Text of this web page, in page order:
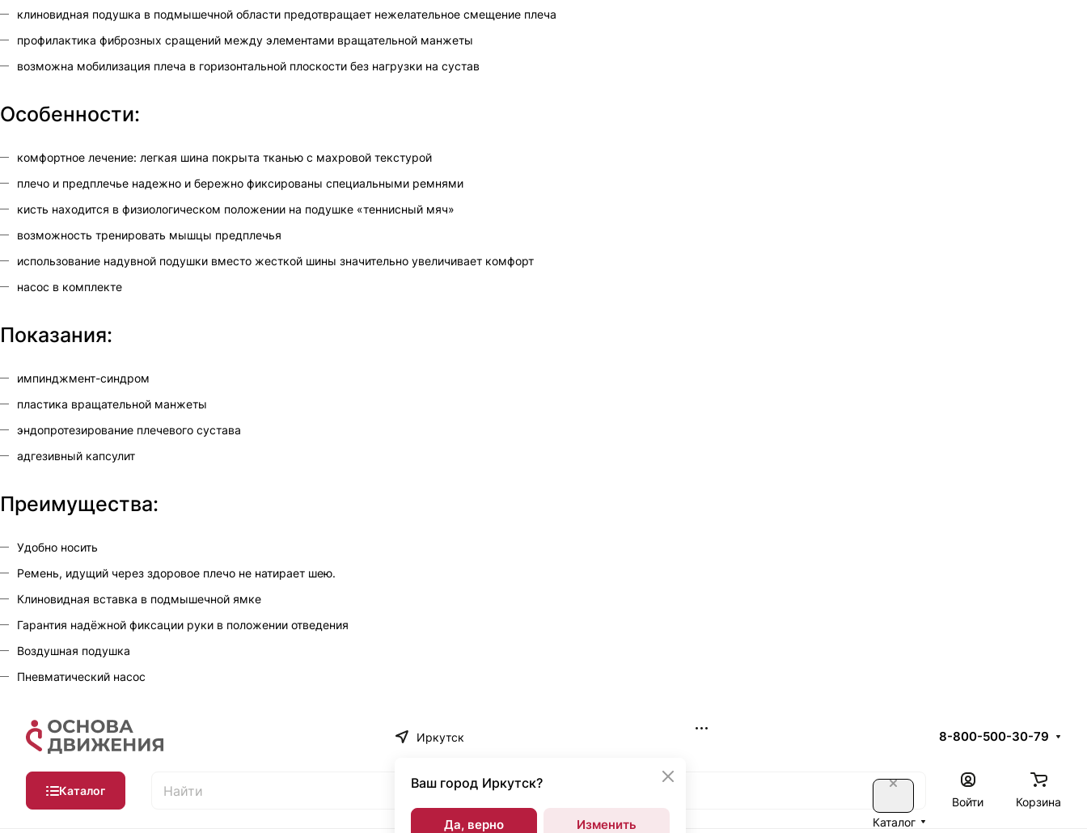
клиновидная подушка в подмышечной области предотвращает нежелательное смещение плеча
профилактика фиброзных сращений между элементами вращательной манжеты
возможна мобилизация плеча в горизонтальной плоскости без нагрузки на сустав
Особенности:
комфортное лечение: легкая шина покрыта тканью с махровой текстурой
плечо и предплечье надежно и бережно фиксированы специальными ремнями
кисть находится в физиологическом положении на подушке «теннисный мяч»
возможность тренировать мышцы предплечья
использование надувной подушки вместо жесткой шины значительно увеличивает комфорт
насос в комплекте
Показания:
импинджмент-синдром
пластика вращательной манжеты
эндопротезирование плечевого сустава
адгезивный капсулит
Преимущества:
Удобно носить
Ремень, идущий через здоровое плечо не натирает шею.
Клиновидная вставка в подмышечной ямке
Гарантия надёжной фиксации руки в положении отведения
Воздушная подушка
Пневматический насос
Иркутск
Ваш город Иркутск?
Да, верно Изменить
8-800-500-30-79
Каталог
Каталог
Войти Корзина